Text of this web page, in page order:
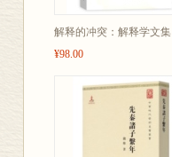
解释的冲突：解释学文集
¥98.00